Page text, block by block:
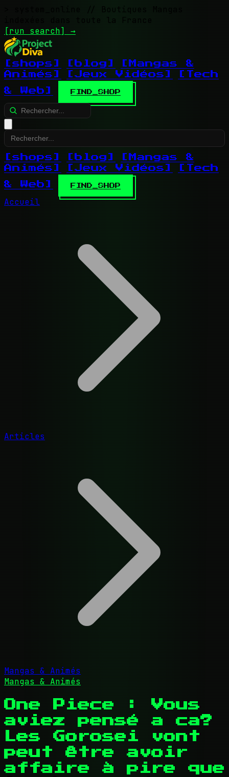
// Boutiques Mangas
indexées dans toute la France
[run search] →
[shops] [blog]
[Mangas &
Animés]
[Jeux Vidéos]
[Tech
& Web]
FIND_SHOP
[shops] [blog]
[Mangas &
Animés]
[Jeux Vidéos]
[Tech
& Web]
FIND_SHOP
Accueil
Articles
Mangas & Animés
Mangas & Animés
One Piece : Vous
aviez pensé a ca?
Les Gorosei vont
peut être avoir
affaire à pire que